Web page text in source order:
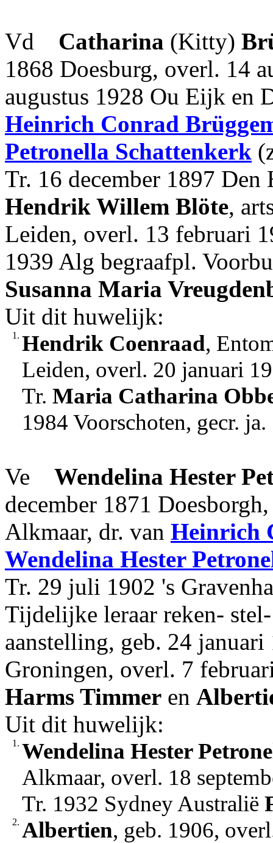
Vd Catharina (Kitty)
1868 Doesburg, overl. 14
augustus 1928 Ou Eijk en
Heinrich Conrad
Petronella Schattenkerk
Tr. 16 december 1897
Hendrik Willem Blöte,
Leiden, overl. 13 februari
1939 Alg begraafpl.
Susanna Maria
Uit dit huwelijk:
1. Hendrik Coenraad,
Leiden, overl. 20 januari
Tr. Maria Catharina
1984 Voorschoten, gecr. ja.
Ve Wendelina Hester
december 1871
Alkmaar, dr. van Heinrich
Wendelina Hester
Tr. 29 juli 1902 's
Tijdelijke leraar reken-
aanstelling, geb. 24
Groningen, overl. 7
Harms Timmer en
Uit dit huwelijk:
1. Wendelina Hester
Alkmaar, overl. 18
Tr. 1932 Sydney Australië
2. Albertien, geb. 1906,